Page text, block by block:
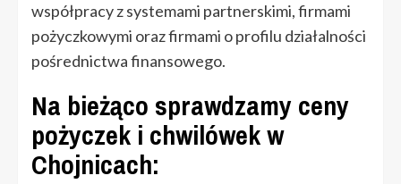
współpracy z systemami partnerskimi, firmami
pożyczkowymi oraz firmami o profilu działalności
pośrednictwa finansowego.
Na bieżąco sprawdzamy ceny
pożyczek i chwilówek w
Chojnicach: